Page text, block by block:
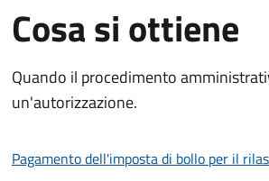
Cosa si ottiene
Quando il procedimento
un'autorizzazione.
Pagamento dell'imposta di bollo per il